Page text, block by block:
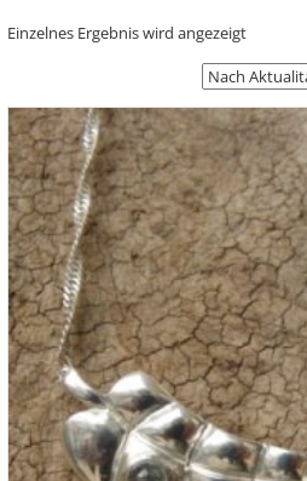
Einzelnes Ergebnis wird angezeigt